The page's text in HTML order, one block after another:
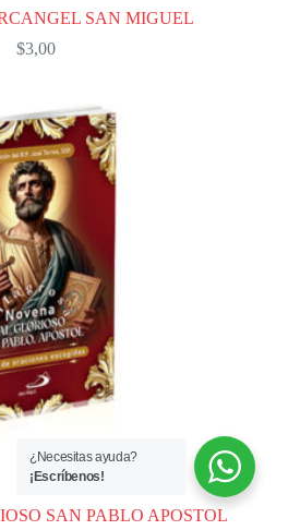
SAN MIGUEL
$3,00
SAN PABLO APOSTOL
¿Necesitas ayuda?
¡Escríbenos!